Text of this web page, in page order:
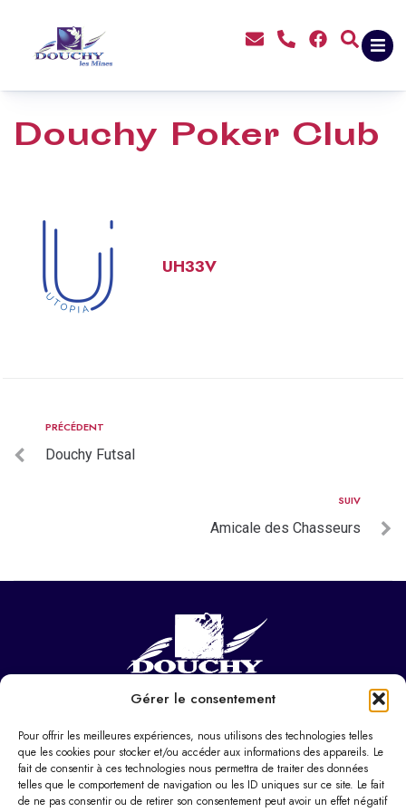
Gérer le consentement
Pour offrir les meilleures expériences, nous utilisons des technologies telles
que les cookies pour stocker et/ou accéder aux informations des appareils. Le
fait de consentir à ces technologies nous permettra de traiter des données
telles que le comportement de navigation ou les ID uniques sur ce site. Le fait
de ne pas consentir ou de retirer son consentement peut avoir un effet négatif
principal
Douchy Poker Club
UH33V
PRÉCÉDENT
Douchy Futsal
SUIV
Amicale des Chasseurs
NOUS CONTACTER
Hôtel de ville
37 Pl. Paul Eluard,
59282 Douchy-les-Mines
03 27 22 22 22